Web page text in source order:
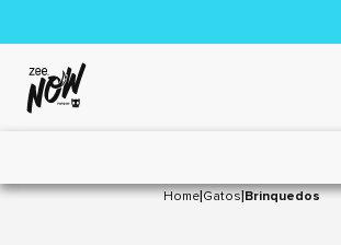
Home|Gatos|Brinquedos